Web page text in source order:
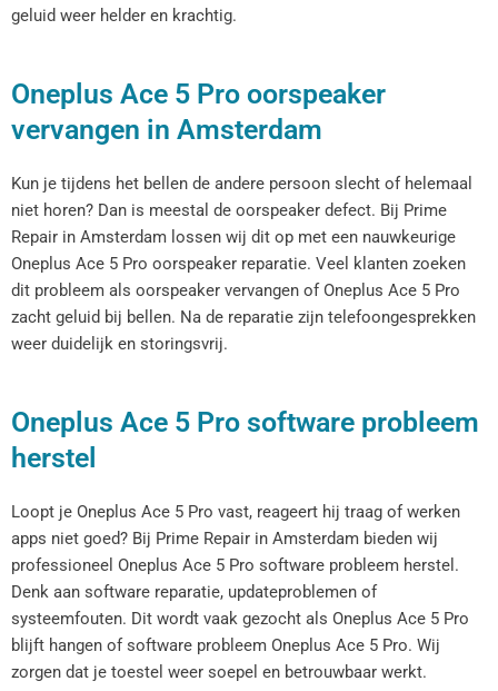
geluid weer helder en krachtig.
Oneplus Ace 5 Pro oorspeaker
vervangen in Amsterdam
Kun je tijdens het bellen de andere persoon slecht of helemaal
niet horen? Dan is meestal de oorspeaker defect. Bij Prime
Repair in Amsterdam lossen wij dit op met een nauwkeurige
Oneplus Ace 5 Pro oorspeaker reparatie. Veel klanten zoeken
dit probleem als oorspeaker vervangen of Oneplus Ace 5 Pro
zacht geluid bij bellen. Na de reparatie zijn telefoongesprekken
weer duidelijk en storingsvrij.
Oneplus Ace 5 Pro software probleem
herstel
Loopt je Oneplus Ace 5 Pro vast, reageert hij traag of werken
apps niet goed? Bij Prime Repair in Amsterdam bieden wij
professioneel Oneplus Ace 5 Pro software probleem herstel.
Denk aan software reparatie, updateproblemen of
systeemfouten. Dit wordt vaak gezocht als Oneplus Ace 5 Pro
blijft hangen of software probleem Oneplus Ace 5 Pro. Wij
zorgen dat je toestel weer soepel en betrouwbaar werkt.